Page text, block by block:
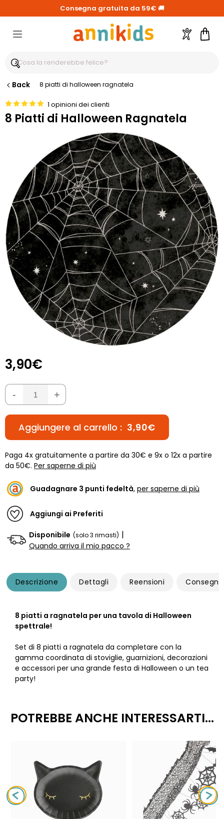
Consegna gratuita da 59€ 🚚
Account
Back 8 piatti di halloween ragnatela
1 opinioni dei clienti
8 Piatti di Halloween Ragnatela
3,90€
- +
Aggiungere al carrello : 3,90€
Paga 4x gratuitamente a partire da 30€ e 9x o 12x a partire
da 50€. Per saperne di più
Guadagnare 3 punti fedeltà, per saperne di più
Aggiungi ai Preferiti
Disponibile (solo 3 rimasti) |
Quando arriva il mio pacco ?
Descrizione Dettagli Reensioni Consegna
8 piatti a ragnatela per una tavola di Halloween
spettrale!
Set di 8 piatti a ragnatela da completare con la
gamma coordinata di stoviglie, guarnizioni, decorazioni
e accessori per una grande festa di Halloween o un tea
party!
POTREBBE ANCHE INTERESSARTI...